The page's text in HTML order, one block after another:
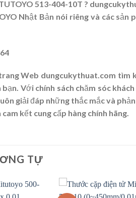
513-404-10T ?
Nhật Bản nói riêng và các sản
Web dungcukythuat.com tìm
bạn. Với chính sách chăm sóc
giải đáp những thắc mắc và
kết cung cấp hàng chính hãng.
TỰ